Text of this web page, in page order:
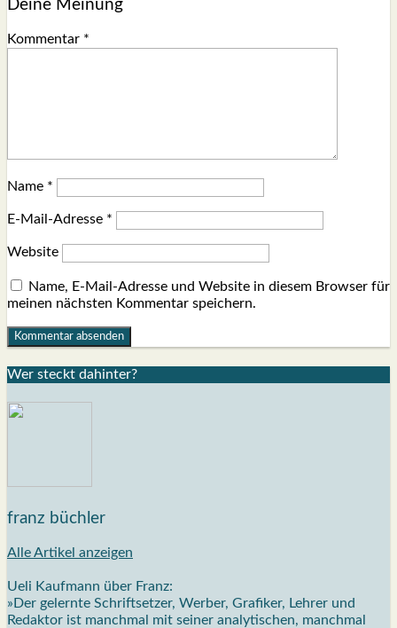
Deine Meinung
Kommentar *
Name *
E-Mail-Adresse *
Website
Name, E-Mail-Adresse und Website in diesem Browser für
meinen nächsten Kommentar speichern.
Wer steckt dahin­ter?
franz büchler
Alle Artikel anzeigen
Ueli Kaufmann über Franz:
»Der gelernte Schriftsetzer, Werber, Grafiker, Lehrer und
Redaktor ist manchmal mit seiner analytischen, manchmal